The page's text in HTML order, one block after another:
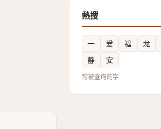
熱搜
一 爱 福 龙
静
安
常被查询的字